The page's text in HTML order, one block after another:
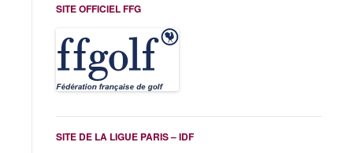
SITE OFFICIEL FFG
SITE DE LA LIGUE PARIS – IDF